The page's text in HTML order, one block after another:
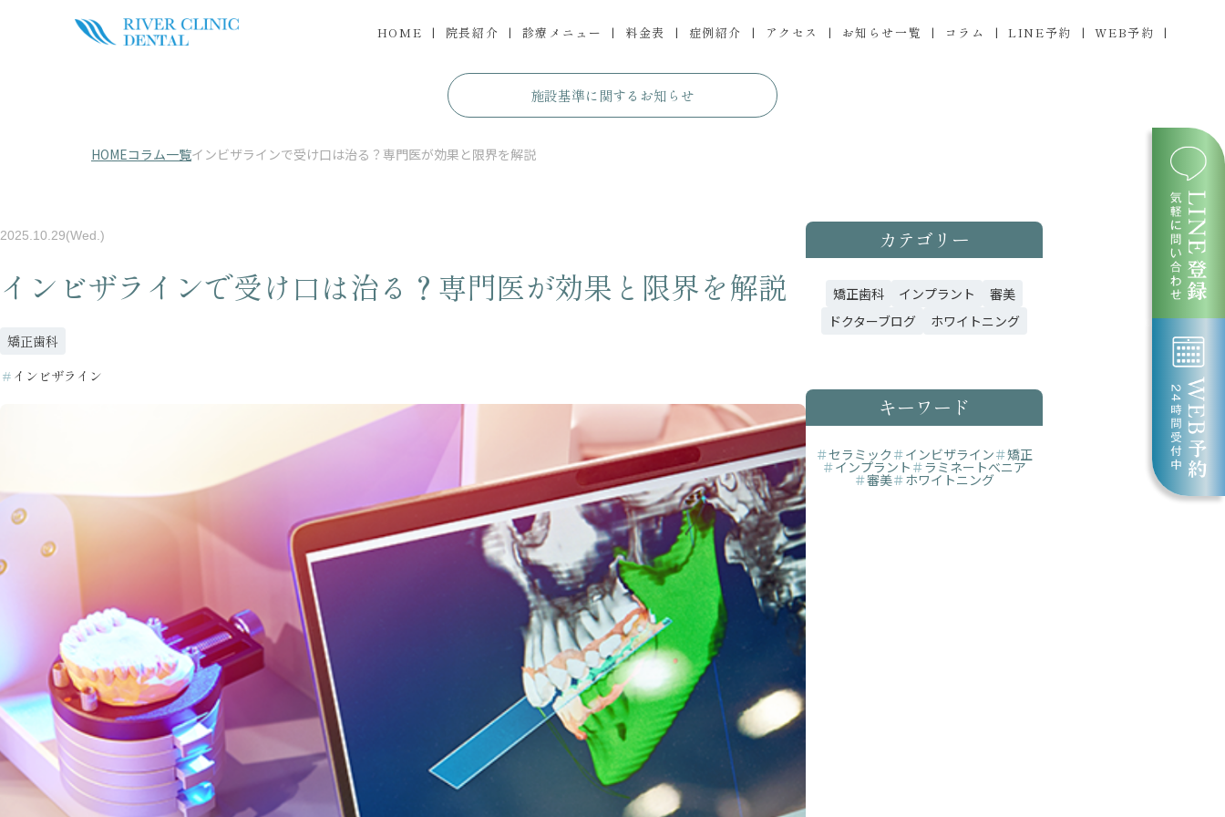
HOME 院長紹介 診療メニュー 料金表 症例紹介 アクセス お知らせ一覧 コラム LINE予約 WEB予約
施設基準に関するお知らせ
HOMEコラム一覧インビザラインで受け口は治る？専門医が効果と限界を解説
2025.10.29(Wed.)
インビザラインで受け口は治る？専門医が効果と限界を解説
矯正歯科
＃ インビザライン
カテゴリー
矯正歯科 インプラント
審美
ドクターブログ
ホワイトニング
キーワード
＃セラミック ＃インビザライン＃矯正
＃インプラント ＃ラミネートべニア
＃審美＃ホワイトニング